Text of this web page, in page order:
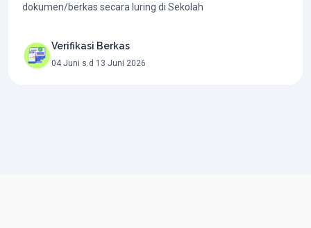
dokumen/berkas secara luring di Sekolah
Verifikasi Berkas
04 Juni s.d 13 Juni 2026